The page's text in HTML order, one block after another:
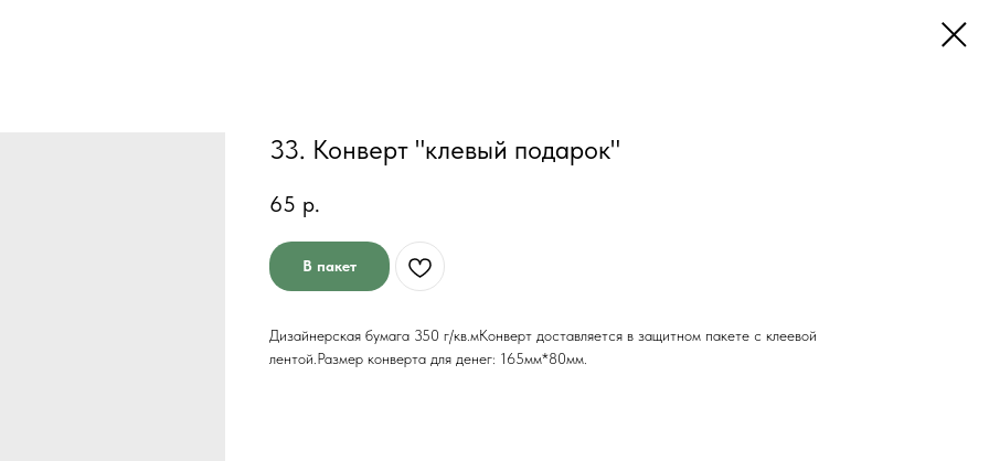
33. Конверт "клевый подарок"
65 р.
В пакет
Дизайнерская бумага 350 г/кв.мКонверт доставляется в защитном пакете с клеевой
лентой.Размер конверта для денег: 165мм*80мм.